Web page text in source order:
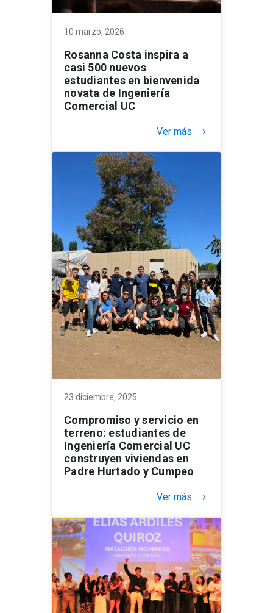
10 marzo, 2026
Rosanna Costa inspira a
casi 500 nuevos
estudiantes en bienvenida
novata de Ingeniería
Comercial UC
Ver más keyboard_arrow_right
23 diciembre, 2025
Compromiso y servicio en
terreno: estudiantes de
Ingeniería Comercial UC
construyen viviendas en
Padre Hurtado y Cumpeo
Ver más keyboard_arrow_right